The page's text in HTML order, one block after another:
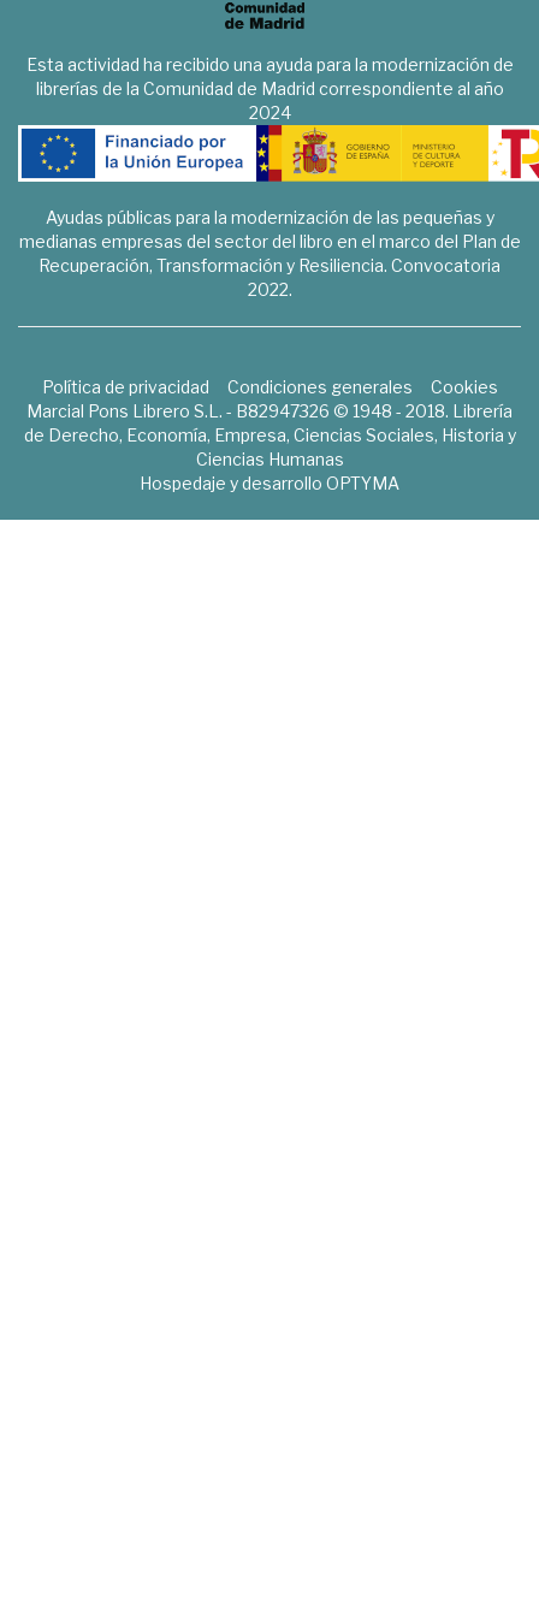
Esta actividad ha recibido una ayuda para la modernización de
librerías de la Comunidad de Madrid correspondiente al año
2024
Ayudas públicas para la modernización de las pequeñas y
medianas empresas del sector del libro en el marco del Plan de
Recuperación, Transformación y Resiliencia. Convocatoria
2022.
Política de privacidad Condiciones generales
Cookies
Marcial Pons Librero S.L. - B82947326 © 1948 - 2018. Librería
de Derecho, Economía, Empresa, Ciencias Sociales, Historia y
Ciencias Humanas
Hospedaje y desarrollo OPTYMA